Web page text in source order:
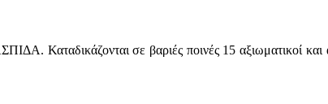
Καταδικάζονται σε βαριές ποινές 15